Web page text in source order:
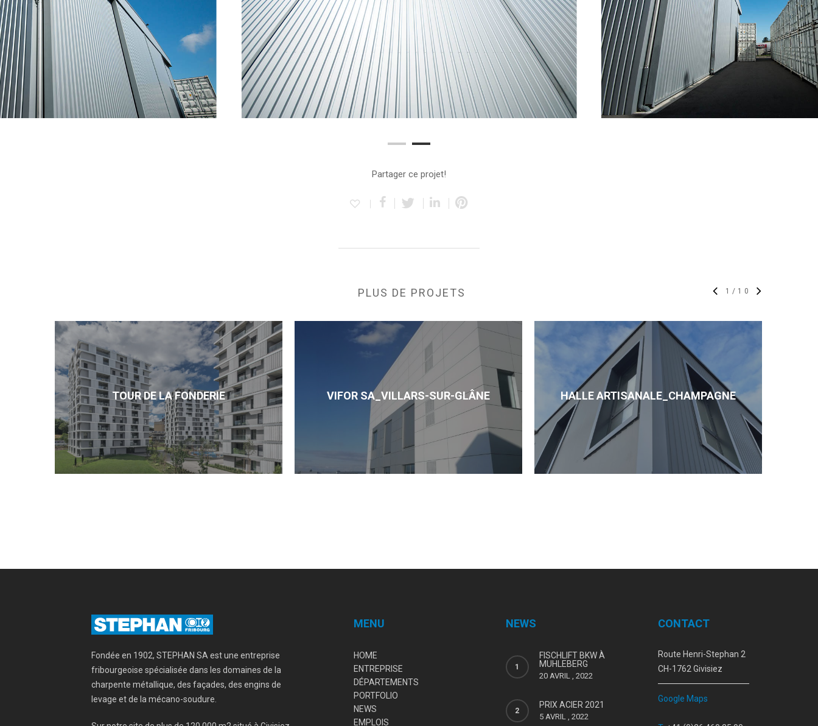
Partager ce projet!
PLUS DE PROJETS 1 / 10
TOUR DE LA FONDERIE VIFOR SA_VILLARS-SUR-GLÂNE HALLE ARTISANALE_CHAMPAGNE
Fondée en 1902, STEPHAN SA est une entreprise
fribourgeoise spécialisée dans les domaines de la
charpente métallique, des façades, des engins de
levage et de la mécano-soudure.
MENU
HOME
ENTREPRISE
DÉPARTEMENTS
PORTFOLIO
NEWS
EMPLOIS
NEWS
FISCHLIFT BKW À
MUHLEBERG
20 AVRIL , 2022
PRIX ACIER 2021
5 AVRIL , 2022
CONTACT
Route Henri-Stephan 2
CH-1762 Givisiez
Google Maps